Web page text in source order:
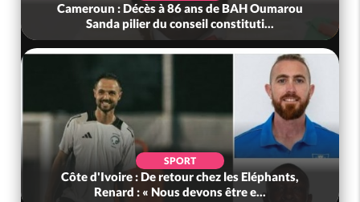
Bénin : L'ancien président Patrice Talon élu à la
tête du Sénat
POLITIQUE
Ghana : Kenneth Adjei nommé ministre de la
Défense, Zanetor A-Rawlings à l...